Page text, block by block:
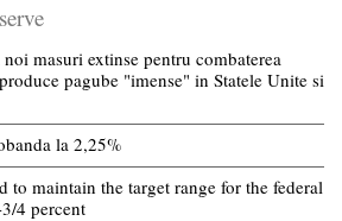
masuri extinse pentru combaterea
pagube "imense" in Statele Unite si
la 2,25%
to maintain the target range for the federal
4 percent